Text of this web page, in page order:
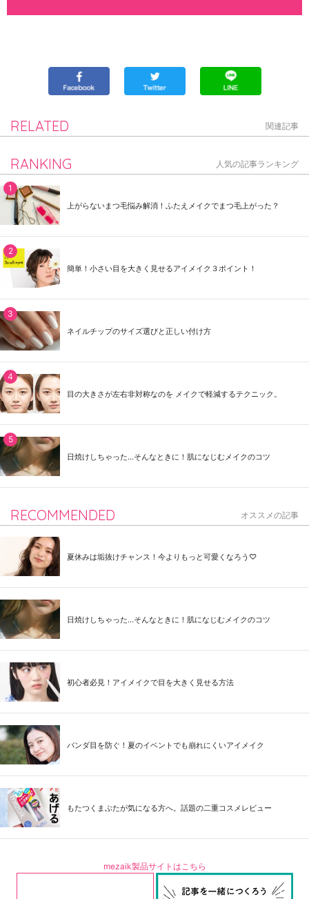
RELATED 関連記事
RANKING 人気の記事ランキング
上がらないまつ毛悩み解消！ふたえメイクでまつ毛上がった？
簡単！小さい目を大きく見せるアイメイク３ポイント！
ネイルチップのサイズ選びと正しい付け方
目の大きさが左右非対称なのを メイクで軽減するテクニック。
日焼けしちゃった...そんなときに！肌になじむメイクのコツ
RECOMMENDED オススメの記事
夏休みは垢抜けチャンス！今よりもっと可愛くなろう♡
日焼けしちゃった...そんなときに！肌になじむメイクのコツ
初心者必見！アイメイクで目を大きく見せる方法
パンダ目を防ぐ！夏のイベントでも崩れにくいアイメイク
もたつくまぶたが気になる方へ。話題の二重コスメレビュー
mezaik製品サイトはこちら